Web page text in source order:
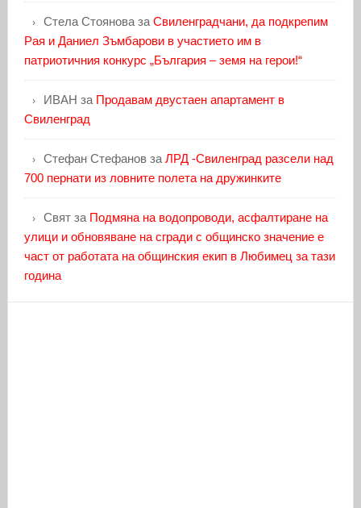
Стела Стояноваза Свиленградчани, да подкрепим
Рая и Даниел Зъмбарови в участието им в
патриотичния конкурс „България – земя на герои!“
ИВАН за Продавам двустаен апартамент в
Свиленград
Стефан Стефановза ЛРД -Свиленград разсели над
700 пернати из ловните полета на дружинките
Святза Подмяна на водопроводи, асфалтиране на
улици и обновяване на сгради с общинско значение е
част от работата на общинския екип в Любимец за тази
година